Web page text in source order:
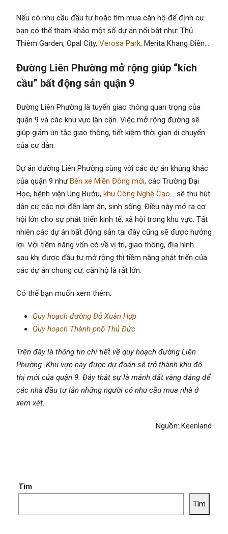
Nếu có nhu cầu đầu tư hoặc tìm mua căn hộ để định cư
bạn có thể tham khảo một số dự án nổi bật như: Thủ
Thiêm Garden, Opal City, Verosa Park, Merita Khang Điền…
Đường Liên Phường mở rộng giúp “kích
cầu” bất động sản quận 9
Đường Liên Phường là tuyến giao thông quan trọng của
quận 9 và các khu vực lân cận. Việc mở rộng đường sẽ
giúp giảm ùn tắc giao thông, tiết kiệm thời gian di chuyển
của cư dân.
Dự án đường Liên Phường cùng với các dự án khủng khác
của quận 9 nhưBến xe Miền Đông mới, các Trường Đại
Học, bệnh viện Ung Bướu, khu Công Nghệ Cao … sẽ thu hút
dân cư các nơi đến làm ăn, sinh sống. Điều này mở ra cơ
hội lớn cho sự phát triển kinh tế, xã hội trong khu vực. Tất
nhiên các dự án bất động sản tại đây cũng sẽ được hưởng
lợi. Với tiềm năng vốn có về vị trí, giao thông, địa hình…
sau khi được đầu tư mở rộng thì tiềm năng phát triển của
các dự án chung cư, căn hộ là rất lớn.
Có thể bạn muốn xem thêm:
Quy hoạch đường Đỗ Xuân Hợp
Quy hoạch Thành phố Thủ Đức
Trên đây là thông tin chi tiết về quy hoạch đường Liên
Phường. Khu vực này được dự đoán sẽ trở thành khu đô
thị mới của quận 9. Đây thật sự là mảnh đất vàng đáng để
các nhà đầu tư lẫn những người có nhu cầu mua nhà ở
xem xét.
Nguồn: Keenland
Tìm
Tìm